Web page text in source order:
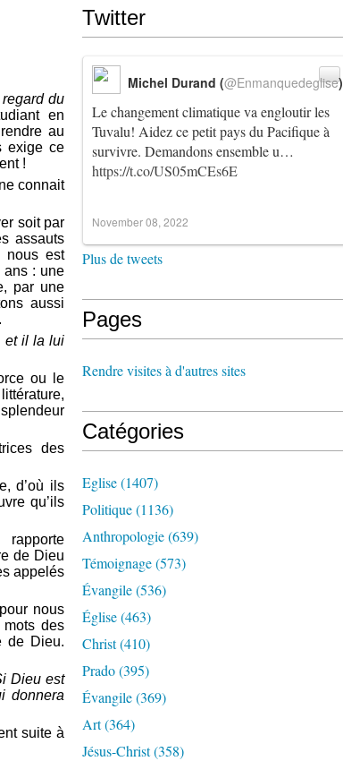
du
en
au
exige ce
!
connait
soit par
assauts
nous est
ans : une
par une
aussi
et il la lui
ou le
des
d’où ils
qu’ils
de Dieu
appelés
nous
des
de Dieu.
Dieu est
donnera
suite à
Twitter
Le changement climatique va engloutir les
Tuvalu! Aidez ce petit pays du Pacifique à
survivre. Demandons ensemble u…
https://t.co/US05mCEs6E
Michel Durand (@Enmanquedeglise)
November 08, 2022
Plus de tweets
Pages
Rendre visites à d'autres sites
Catégories
Eglise(1407)
Politique(1136)
Anthropologie(639)
Témoignage(573)
Évangile(536)
Église(463)
Christ(410)
Prado(395)
Évangile(369)
Art(364)
Jésus-Christ(358)